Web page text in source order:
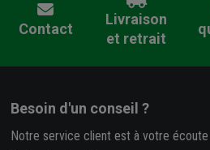
Contact
Livraison
et retrait
Besoin d'un conseil ?
Notre service client est à votre écoute